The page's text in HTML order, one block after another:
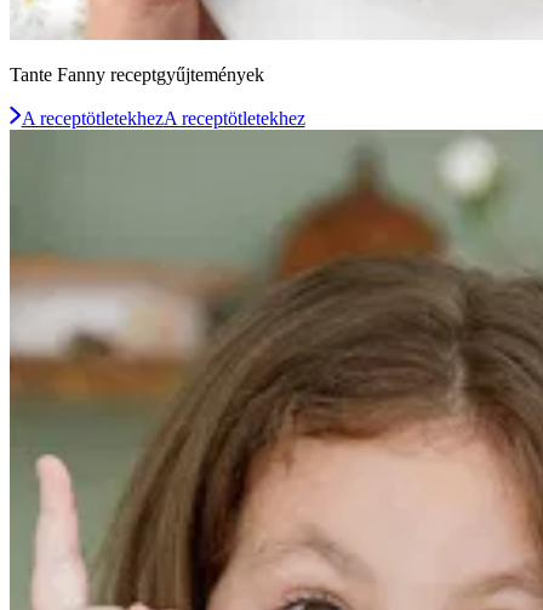
Tante Fanny receptgyűjtemények
A receptötletekhezA receptötletekhez